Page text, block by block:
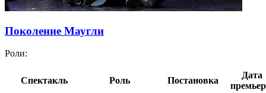
Поколение Маугли
Роли:
Спектакль Роль Постановка
Дата